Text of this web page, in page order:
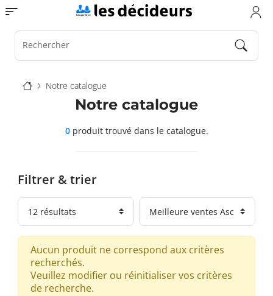
Aller
au
contenu
principal
Toggle navigation
Rechercher
Fil
d'Ariane
Notre catalogue
Filtrer & trier
Notre catalogue
0produit trouvédans le catalogue.
Aucun produit ne correspond aux critères
recherchés.
Veuillez modifier ou réinitialiser vos critères
de recherche.